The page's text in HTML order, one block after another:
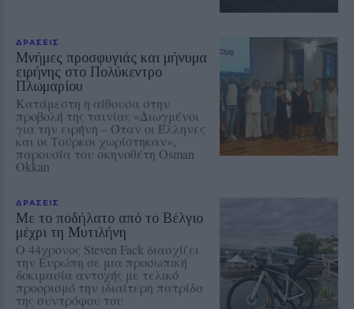
ΔΡΑΣΕΙΣ
Μνήμες προσφυγιάς και μήνυμα
ειρήνης στο Πολύκεντρο
Πλωμαρίου
Κατάμεστη η αίθουσα στην
προβολή της ταινίας «Διωγμένοι
για την ειρήνη – Όταν οι Έλληνες
και οι Τούρκοι χωρίστηκαν»,
παρουσία του σκηνοθέτη Osman
Okkan
ΔΡΑΣΕΙΣ
Με το ποδήλατο από το Βέλγιο
μέχρι τη Μυτιλήνη
Ο 44χρονος Steven Fack διασχίζει
την Ευρώπη σε μια προσωπική
δοκιμασία αντοχής με τελικό
προορισμό την ιδιαίτερη πατρίδα
της συντρόφου του